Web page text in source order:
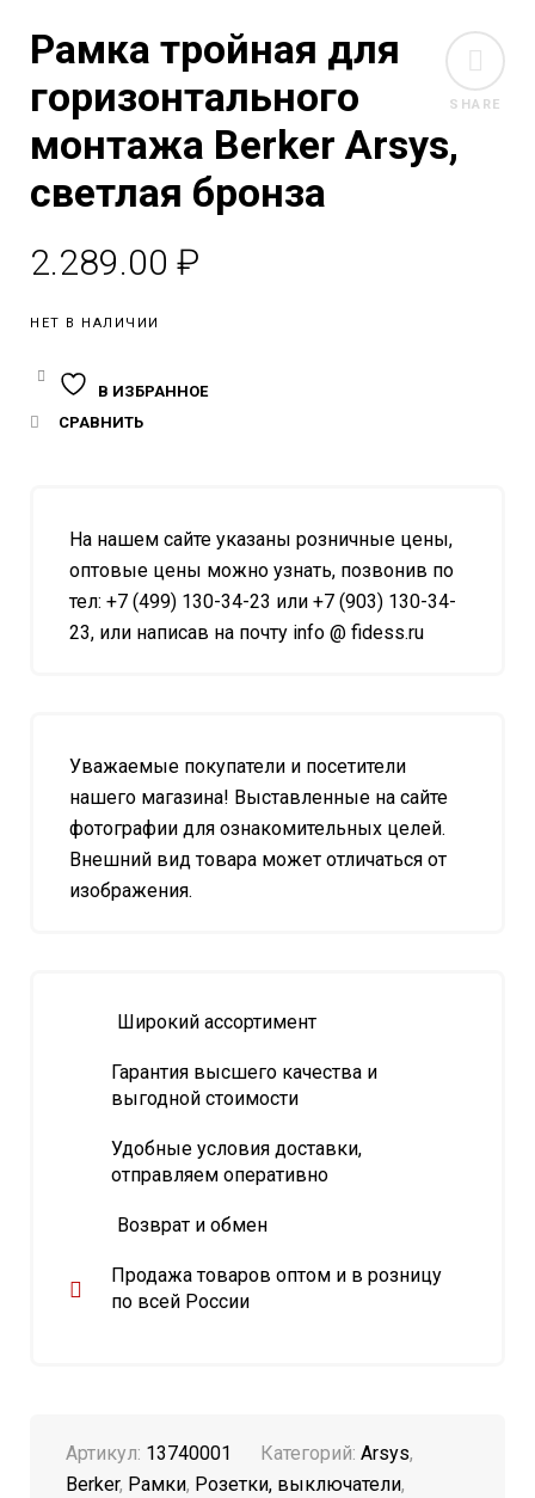
SHARE
Рамка тройная для
горизонтального
монтажа Berker Arsys,
светлая бронза
2.289.00 ₽
НЕТ В НАЛИЧИИ
В ИЗБРАННОЕ
СРАВНИТЬ
На нашем сайте указаны розничные цены,
оптовые цены можно узнать, позвонив по
тел: +7 (499) 130-34-23 или +7 (903) 130-34-
23, или написав на почту info @ fidess.ru
Уважаемые покупатели и посетители
нашего магазина! Выставленные на сайте
фотографии для ознакомительных целей.
Внешний вид товара может отличаться от
изображения.
Широкий ассортимент
Гарантия высшего качества и
выгодной стоимости
Удобные условия доставки,
отправляем оперативно
Возврат и обмен
Продажа товаров оптом и в розницу
по всей России
Артикул: 13740001 Категорий: Arsys,
Berker, Рамки, Розетки, выключатели,